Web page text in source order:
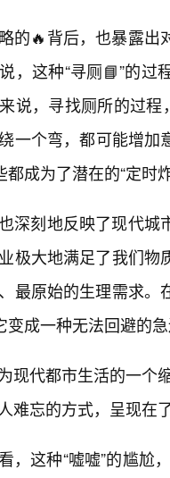
的🔥背后，也暴露出
，这种“寻厕📘”的
说，寻找厕所的过
一个弯，都可能增
都成为了潜在的“定时
深刻地反映了现代城
极大地满足了我们
最原始的生理需求
变成一种无法回避的
现代都市生活的一个
难忘的方式，呈现在
，这种“嘘嘘”的尴尬